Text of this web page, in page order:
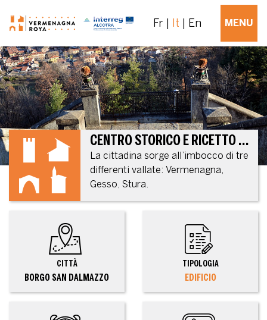
Fr It En MENU
CENTRO STORICO E RICETTO QUATTROCENTESCO
La cittadina sorge all’imbocco di tre
differenti vallate: Vermenagna,
Gesso, Stura.
CITTÀ
BORGO SAN DALMAZZO
TIPOLOGIA
EDIFICIO